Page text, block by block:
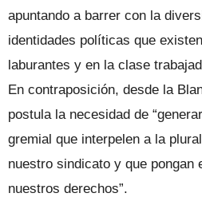
apuntando a barrer con la
identidades políticas que
laburantes y en la clase
En contraposición, desde la
postula la necesidad de
gremial que interpelen a la
nuestro sindicato y que pongan
nuestros derechos”.